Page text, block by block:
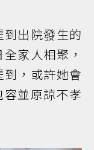
出院發生的
家人相聚，
，或許她會
並原諒不孝